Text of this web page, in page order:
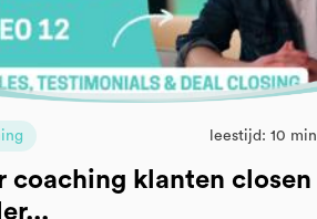
leestijd: 10 min
coaching klanten closen